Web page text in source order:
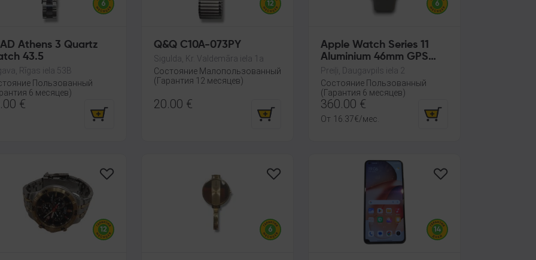
3 Quartz
43.5
Rīgas iela 53B
Пользованный
6 месяцев)
€
Q&Q C10A-073PY
Sigulda, Kr. Valdemāra iela 1a
Состояние Малопользованный
(Гарантия 12 месяцев)
20.00 €
Apple Watch Series 11
Aluminium 46mm GPS
(A3333, A3451)
Preiļi, Daugavpils iela 2
Состояние Пользованный
(Гарантия 6 месяцев)
360.00 €
От 16.37€/мес.